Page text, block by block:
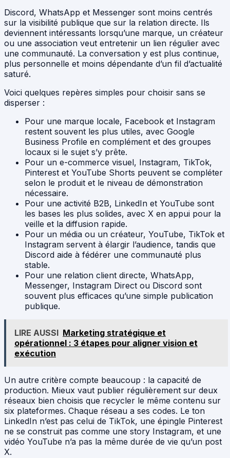
Discord, WhatsApp et Messenger sont moins centrés
sur la visibilité publique que sur la relation directe. Ils
deviennent intéressants lorsqu’une marque, un créateur
ou une association veut entretenir un lien régulier avec
une communauté. La conversation y est plus continue,
plus personnelle et moins dépendante d’un fil d’actualité
saturé.
Voici quelques repères simples pour choisir sans se
disperser :
Pour une marque locale, Facebook et Instagram
restent souvent les plus utiles, avec Google
Business Profile en complément et des groupes
locaux si le sujet s’y prête.
Pour un e-commerce visuel, Instagram, TikTok,
Pinterest et YouTube Shorts peuvent se compléter
selon le produit et le niveau de démonstration
nécessaire.
Pour une activité B2B, LinkedIn et YouTube sont
les bases les plus solides, avec X en appui pour la
veille et la diffusion rapide.
Pour un média ou un créateur, YouTube, TikTok et
Instagram servent à élargir l’audience, tandis que
Discord aide à fédérer une communauté plus
stable.
Pour une relation client directe, WhatsApp,
Messenger, Instagram Direct ou Discord sont
souvent plus efficaces qu’une simple publication
publique.
LIRE AUSSI Marketing stratégique et
opérationnel : 3 étapes pour aligner vision et
exécution
Un autre critère compte beaucoup : la capacité de
production. Mieux vaut publier régulièrement sur deux
réseaux bien choisis que recycler le même contenu sur
six plateformes. Chaque réseau a ses codes. Le ton
LinkedIn n’est pas celui de TikTok, une épingle Pinterest
ne se construit pas comme une story Instagram, et une
vidéo YouTube n’a pas la même durée de vie qu’un post
X.